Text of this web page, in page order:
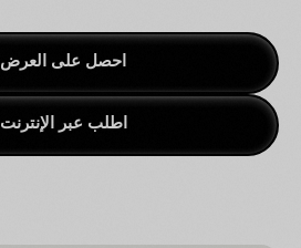
احصل على العرض
اطلب عبر الإنترنت